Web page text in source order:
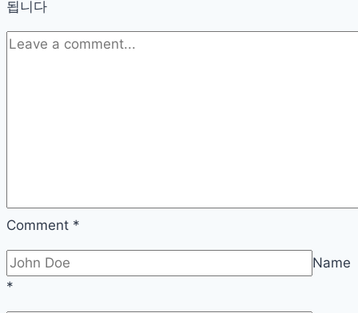
사
이
됩니다
Comment *
Name
*